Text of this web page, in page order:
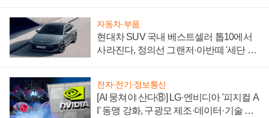
자동차·부품
현대차 SUV 국내 베스트셀러 톱10에서
사라진다, 정의선 그랜저·아반떼 '세단 쌍
전자·전기·정보통신
[AI 뭉쳐야 산다⑧] LG·엔비디아 '피지컬 A
I' 동맹 강화, 구광모 제조·데이터·기술 결